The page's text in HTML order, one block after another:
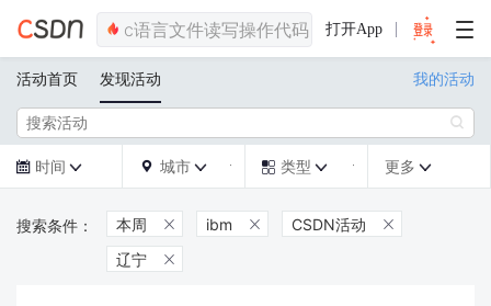
打开App
活动首页 发现活动 我的活动

 时间   城市   类型  更多 
本周  ibm  CSDN活动 
辽宁 